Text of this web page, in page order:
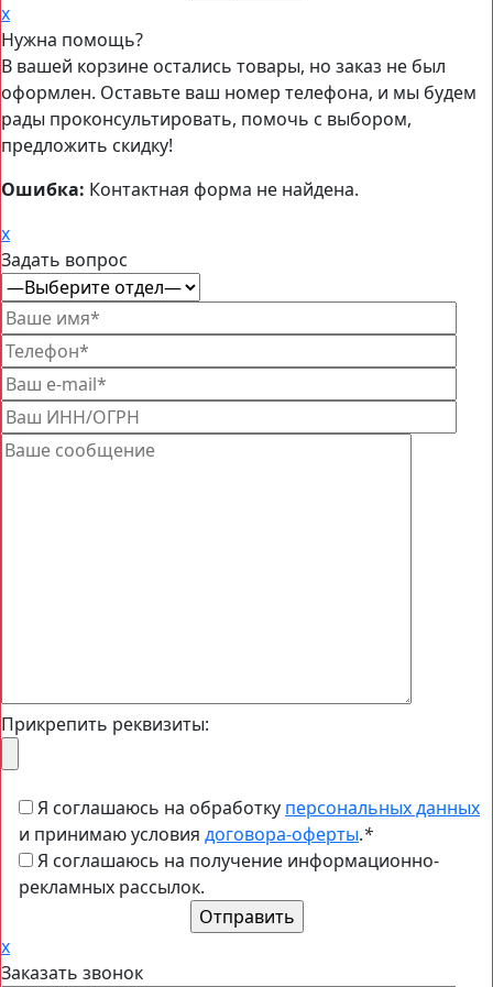
x
Нужна помощь?
В вашей корзине остались товары, но заказ не был
оформлен. Оставьте ваш номер телефона, и мы будем
рады проконсультировать, помочь с выбором,
предложить скидку!
Ошибка: Контактная форма не найдена.
x
Задать вопрос
Прикрепить реквизиты:
Я соглашаюсь на обработку персональных данных
и принимаю условия договора-оферты.*
Я соглашаюсь на получение информационно-
рекламных рассылок.
x
Заказать звонок